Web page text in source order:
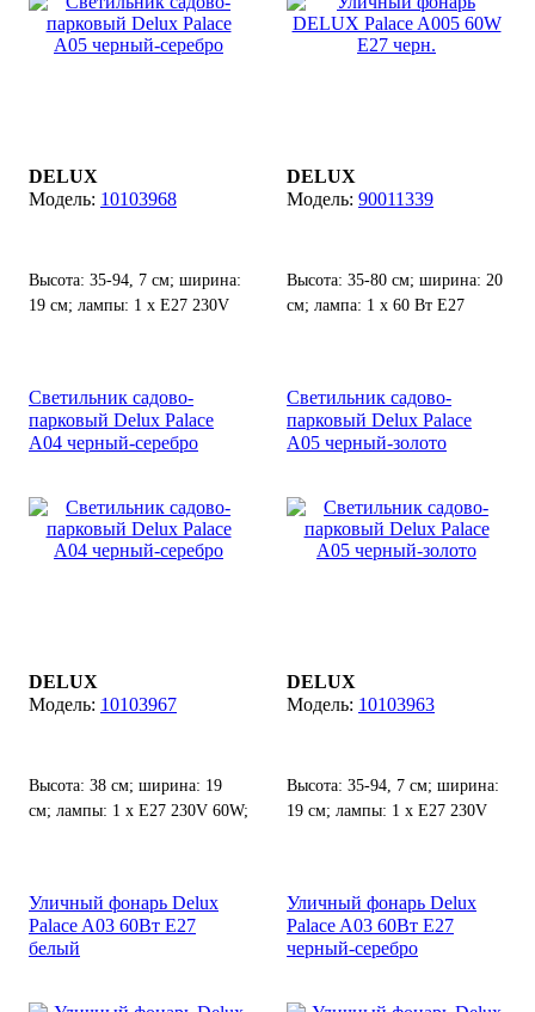
DELUX
10103968
Высота: 35-94, 7 см; ширина:
19 см; лампы: 1 х Е27 230V
DELUX
90011339
Высота: 35-80 см; ширина: 20
см; лампа: 1 х 60 Вт Е27
Светильник садово-
парковый Delux Palace
A04 черный-серебро
DELUX
10103967
Высота: 38 см; ширина: 19
см; лампы: 1 х Е27 230V 60W;
Светильник садово-
парковый Delux Palace
A05 черный-золото
DELUX
10103963
Высота: 35-94, 7 см; ширина:
19 см; лампы: 1 х Е27 230V
Уличный фонарь Delux
Palace A03 60Вт Е27
белый
Уличный фонарь Delux
Palace A03 60Вт Е27
черный-серебро